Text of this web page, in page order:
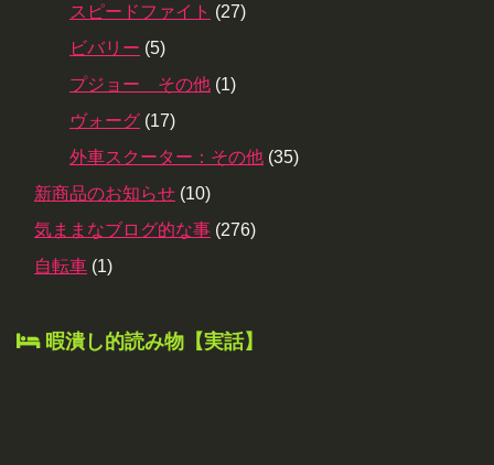
スピードファイト (27)
ビバリー (5)
プジョー その他 (1)
ヴォーグ (17)
外車スクーター：その他 (35)
新商品のお知らせ (10)
気ままなブログ的な事 (276)
自転車 (1)
暇潰し的読み物【実話】